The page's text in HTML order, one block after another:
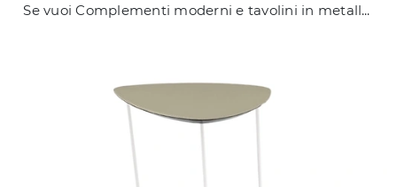
Se vuoi Complementi moderni e tavolini in metallo ottieni informazioni sul modello P47 del marchio Midj.